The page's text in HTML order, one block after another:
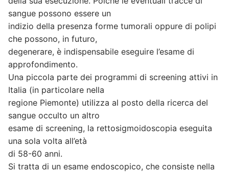
sangue possono essere un
indizio della presenza forme tumorali oppure di polipi
che possono, in futuro,
degenerare, è indispensabile eseguire l’esame di
approfondimento.
Una piccola parte dei programmi di screening attivi in
Italia (in particolare nella
regione Piemonte) utilizza al posto della ricerca del
sangue occulto un altro
esame di screening, la rettosigmoidoscopia eseguita
una sola volta all’età
di 58-60 anni.
Si tratta di un esame endoscopico, che consiste nella